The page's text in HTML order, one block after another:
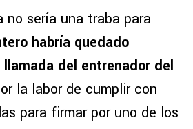
sería una traba para
habría quedado
del entrenador del
la labor de cumplir con
para firmar por uno de los